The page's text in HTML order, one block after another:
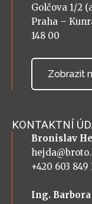
Golčova 1/2
Praha –
148 00
Zobrazit
KONTAKTNÍ
Bronislav
+420 603 849
Ing.